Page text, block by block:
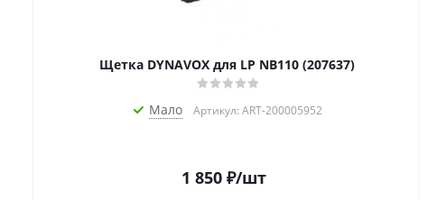
Щетка DYNAVOX для LP NB110 (207637)
Мало Артикул: ART-200005952
1 850₽/шт